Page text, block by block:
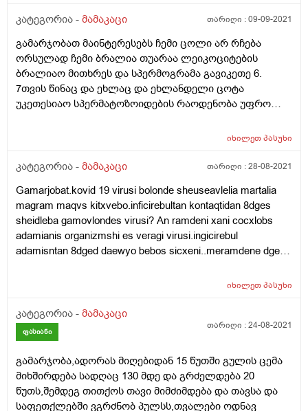
კატეგორია - მამაკაცი თარიღი :09-09-2021
გამარჯობათ მაინტერესებს ჩემი ცოლი არ რჩება
ორსულად ჩემი ბრალია თუარაა ლეიკოციტების
ბრალიაო მითხრეს და სპერმოგრამა გავიკეთე 6.
7თვის წინაც და ეხლაც და ეხლანდელი ცოტა
უკეთესიაო სპერმატოზოიდების რაოდენობა უფრო
სპერმატოზოიდებმა მკურნალობის გარეშე ? ახალ
მოთეთრო მონაცრისფრო. 3)სიმღვრიე მღვრიე. 4)
სპერმატოზოიდების კონცენტრაცია 1მლ-ში 48მლ. 8)
სპერმატო საერთო რაოდენ ეაკულატში 144 მლ. 9)
ცოცხალ სპერმატოზო რაოდენ 90% 10) მკვდარი
სპერმატო რაოდენ 10% 11) პროგრესულად მოძრავ
სპერმატოზოიდები 68% 12) ჰიპოკინეზისი14% 13)
პათოლოგიით 8%. 18) სპერმატოზო კუდის
პათოლოგიით 7% 19) სპერმატოგენის უჯრედები 1-2მხ/
6მხ/არე 22) ერითროციტი -მხ/არე 23) ლეციტინის
მარცვლები დიდი რაოდენობით 24) მიკროფლორა -
25)ლორწო მცირე რაოდენობა. მადლობა წინასწარ
იხილეთპასუხი
კატეგორია - მამაკაცი თარიღი :28-08-2021
Gamarjobat.kovid 19 virusi bolonde sheuseavlelia martalia
magram maqvs kitxvebo.inficirebultan kontaqtidan 8dges
sheidleba gamovlondes virusi? An ramdeni xani cocxlobs
adamianis organizmshi es veragi virusi.ingicirebul
adamisntan 8dged daewyo bebos sicxeni..meramdene dges
იხილეთპასუხი
კატეგორია - მამაკაცი
ფასიანი
თარიღი :24-08-2021
გამარჯობა,ადორას მიღებიდან 15 წუთში გულის ცემა
მიხშირდება სადღაც 130 მდე და გრძელდება 20
წუთს,შემდეგ თითქოს თავი მიმძიმდება და თავსა და
საფეთქლებში ვგრძნობ პულსს,თვალები ოდნავ